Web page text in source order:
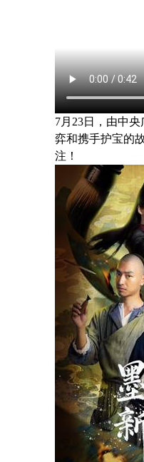
7月23日，由中
弈和携手护宝的
注！